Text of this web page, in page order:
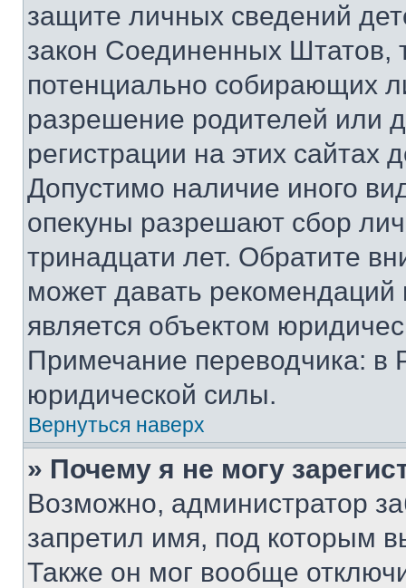
защите личных сведений
закон Соединенных Штатов,
потенциально собирающих
разрешение родителей или
регистрации на этих сайтах
Допустимо наличие иного
опекуны разрешают сбор
тринадцати лет. Обратите
может давать
является объектом
Примечание переводчика: в
юридической силы.
Вернуться наверх
» Почему я не могу
Возможно, администратор
запретил имя, под которым
Также он мог вообще